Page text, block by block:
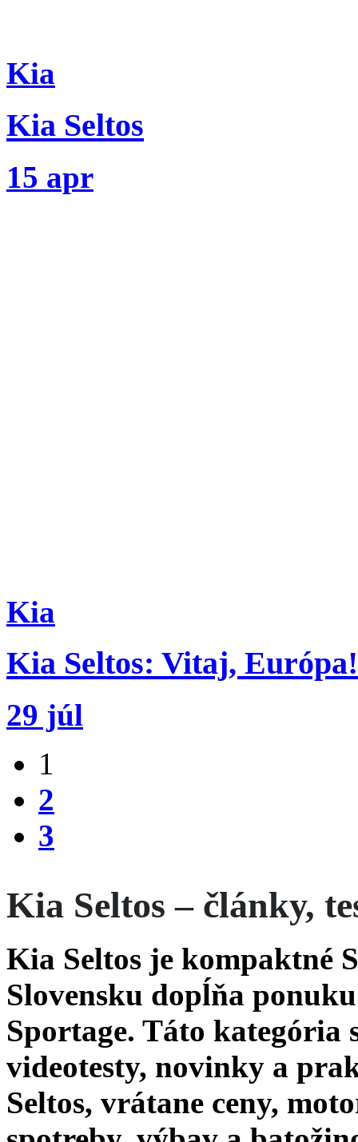
Kia
Kia Seltos
15 apr
Kia
Kia Seltos: Vitaj, Európa!
29 júl
1
2
3
Kia Seltos – články,
Kia Seltos je kompaktné
Slovensku dopĺňa
Sportage. Táto kategória
videotesty, novinky a
Seltos, vrátane ceny,